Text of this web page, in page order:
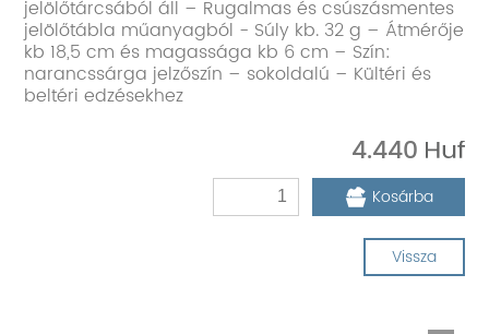
jelölőtárcsából áll – Rugalmas és csúszásmentes
jelölőtábla műanyagból - Súly kb. 32 g – Átmérője
kb 18,5 cm és magassága kb 6 cm – Szín:
narancssárga jelzőszín – sokoldalú – Kültéri és
beltéri edzésekhez
4.440
Kosárba
Vissza